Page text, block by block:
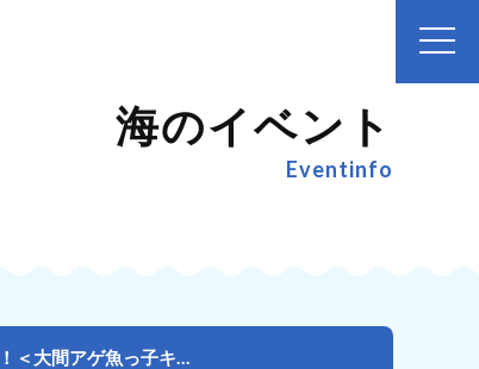
海のイベント
Eventinfo
【参加者募集中】海を知って釣って食らって遊んで、海の子になれ～！＜大間アゲ魚っ子キャンペーン＞小学5...